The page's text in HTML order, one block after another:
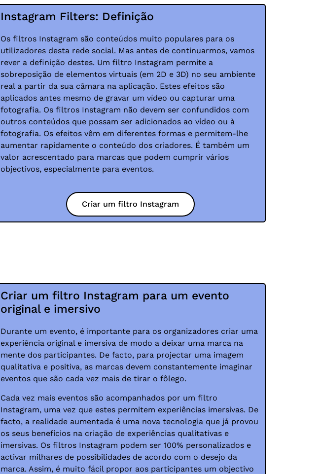
Instagram Filters: Definição
Os filtros Instagram são conteúdos muito populares para os
utilizadores desta rede social. Mas antes de continuarmos, vamos
rever a definição destes. Um filtro Instagram permite a
sobreposição de elementos virtuais (em 2D e 3D) no seu ambiente
real a partir da sua câmara na aplicação. Estes efeitos são
aplicados antes mesmo de gravar um vídeo ou capturar uma
fotografia. Os filtros Instagram não devem ser confundidos com
outros conteúdos que possam ser adicionados ao vídeo ou à
fotografia. Os efeitos vêm em diferentes formas e permitem-lhe
aumentar rapidamente o conteúdo dos criadores. É também um
valor acrescentado para marcas que podem cumprir vários
objectivos, especialmente para eventos.
Criar um filtro Instagram
Criar um filtro Instagram para um evento
original e imersivo
Durante um evento, é importante para os organizadores criar uma
experiência original e imersiva de modo a deixar uma marca na
mente dos participantes. De facto, para projectar uma imagem
qualitativa e positiva, as marcas devem constantemente imaginar
eventos que são cada vez mais de tirar o fôlego.
Cada vez mais eventos são acompanhados por um filtro
Instagram, uma vez que estes permitem experiências imersivas. De
facto, a realidade aumentada é uma nova tecnologia que já provou
os seus benefícios na criação de experiências qualitativas e
imersivas. Os filtros Instagram podem ser 100% personalizados e
activar milhares de possibilidades de acordo com o desejo da
marca. Assim, é muito fácil propor aos participantes um objectivo